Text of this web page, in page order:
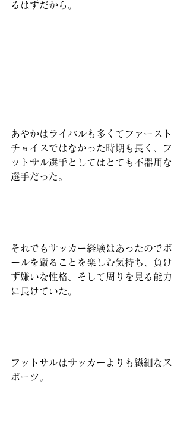
るはずだから。
あやかはライバルも多くてファースト
チョイスではなかった時期も長く、フ
ットサル選手としてはとても不器用な
選手だった。
それでもサッカー経験はあったのでボ
ールを蹴ることを楽しむ気持ち、負け
ず嫌いな性格、そして周りを見る能力
に長けていた。
フットサルはサッカーよりも繊細なス
ポーツ。